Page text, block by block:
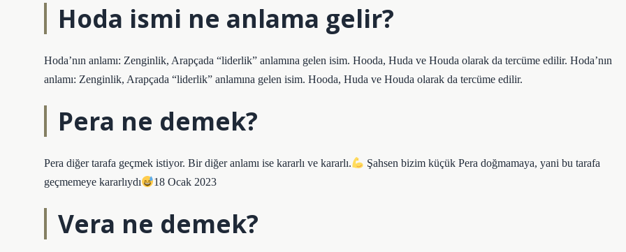
Hoda ismi ne anlama gelir?
Hoda’nın anlamı: Zenginlik, Arapçada “liderlik” anlamına gelen isim. Hooda, Huda ve Houda olarak da tercüme edilir. Hoda’nın
anlamı: Zenginlik, Arapçada “liderlik” anlamına gelen isim. Hooda, Huda ve Houda olarak da tercüme edilir.
Pera ne demek?
Pera diğer tarafa geçmek istiyor. Bir diğer anlamı ise kararlı ve kararlı.
Şahsen bizim küçük Pera doğmamaya, yani bu tarafa
geçmemeye kararlıydı
18 Ocak 2023
Vera ne demek?